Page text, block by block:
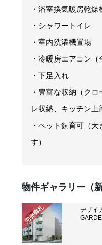
・浴室換気暖房乾
・シャワートイレ
・室内洗濯機置場
・冷暖房エアコン（
・下足入れ
・豊富な収納（ク
レ収納、キッチン上
・ペット飼育可（
す）
物件ギャラリー（新
完売御礼
デザイ